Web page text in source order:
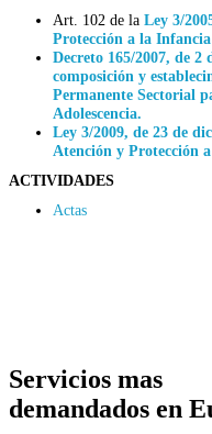
Art. 102 de la Ley 3/
Protección a la
Decreto 165/2007, de
composición y
Permanente Sectorial
Adolescencia.
Ley 3/2009, de 23 de
Atención y Protección
ACTIVIDADES
Actas
Servicios mas
demandados en